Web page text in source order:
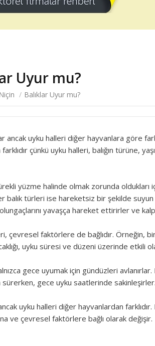
Uyur mu?
/ Balıklar Uyur mu?
ancak uyku halleri diğer hayvanlara göre
çünkü uyku halleri, balığın türüne,
yüzme halinde olmak zorunda oldukları
balık türleri ise hareketsiz bir şekilde suyun
yavaşça hareket ettirirler ve kalp
çevresel faktörlere de bağlıdır. Örneğin,
uyku süresi ve düzeni üzerinde etkili
gece uyumak için gündüzleri
gece uyku saatlerinde sakinleşirler.
uyku halleri diğer hayvanlardan farklıdır.
ve çevresel faktörlere bağlı olarak değişir.